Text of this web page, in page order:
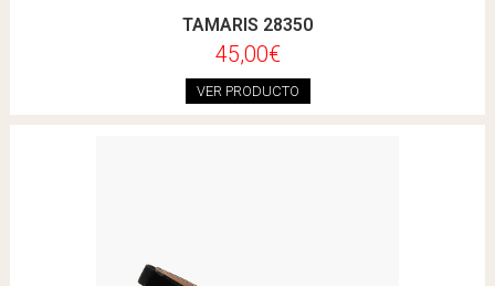
TAMARIS 28350
45,00€
VER PRODUCTO